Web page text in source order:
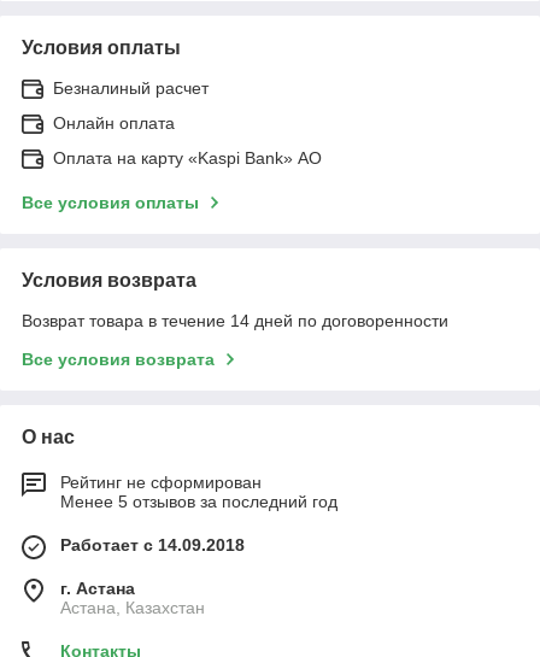
Условия оплаты
Безналиный расчет
Онлайн оплата
Оплата на карту «Kaspi Bank» АО
Все условия оплаты
Условия возврата
Возврат товара в течение 14 дней по договоренности
Все условия возврата
О нас
Рейтинг не сформирован
Менее 5 отзывов за последний год
Работает с 14.09.2018
г. Астана
Астана, Казахстан
Контакты